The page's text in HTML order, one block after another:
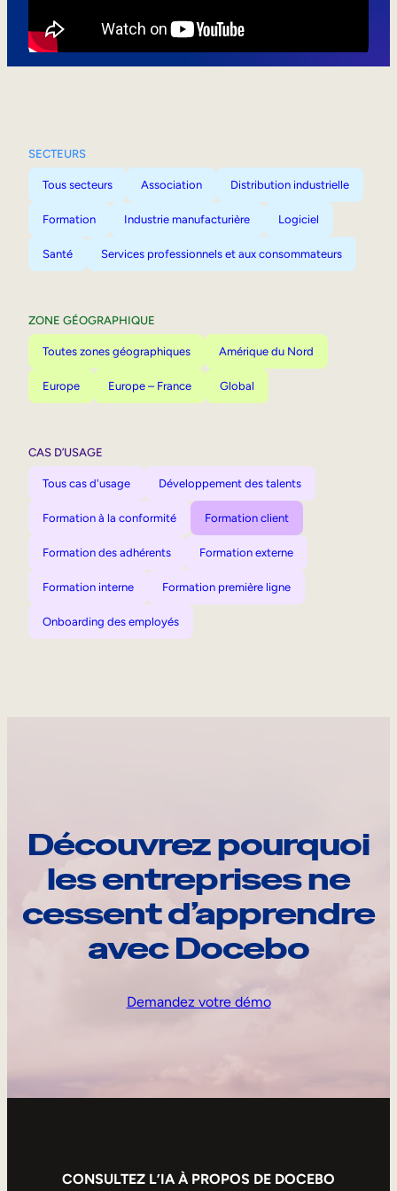
SECTEURS
Tous secteurs Association Distribution industrielle
Formation Industrie manufacturière Logiciel
Santé Services professionnels et aux consommateurs
ZONE GÉOGRAPHIQUE
Toutes zones géographiques Amérique du Nord
Europe Europe – France Global
CAS D’USAGE
Tous cas d'usage Développement des talents
Formation à la conformité Formation client
Formation des adhérents Formation externe
Formation interne Formation première ligne
Onboarding des employés
Découvrez pourquoi
les entreprises ne
cessent d’apprendre
avec Docebo
Demandez votre démo
CONSULTEZ L’IA À PROPOS DE DOCEBO